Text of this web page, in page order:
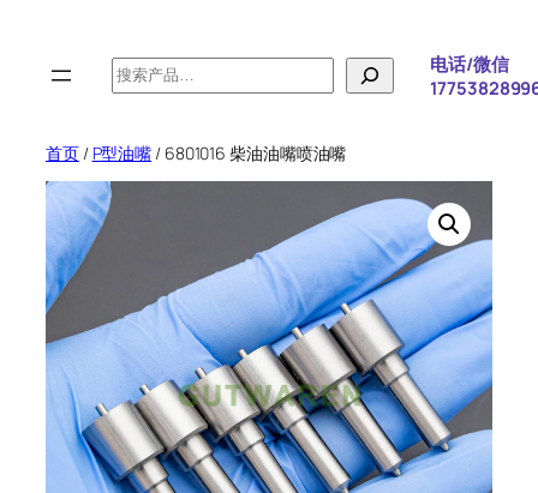
搜
索
电话/微信
首页/ P型油嘴 / 6801016 柴油油嘴喷油嘴